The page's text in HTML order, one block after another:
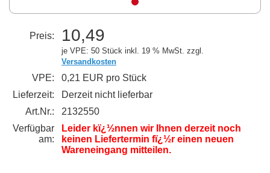
Preis: 10,49
je VPE: 50 Stück inkl. 19 % MwSt. zzgl.
Versandkosten
VPE:
0,21 EUR pro Stück
Lieferzeit:
Derzeit nicht lieferbar
Art.Nr.:
2132550
Verfügbar
am:
Leider kï¿½nnen wir Ihnen derzeit noch
keinen Liefertermin fï¿½r einen neuen
Wareneingang mitteilen.